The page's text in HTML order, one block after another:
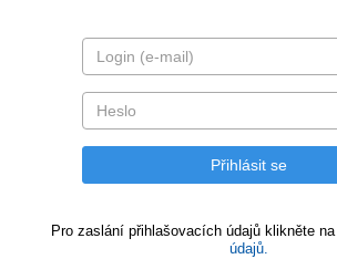
Pro zaslání přihlašovacích údajů klikněte na
údajů.